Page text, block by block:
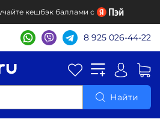
кешбэк баллами с
8 925 026-44-22
Найти